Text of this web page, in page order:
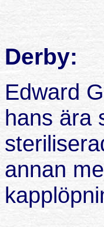
Derby:
Edward
hans ära
annan